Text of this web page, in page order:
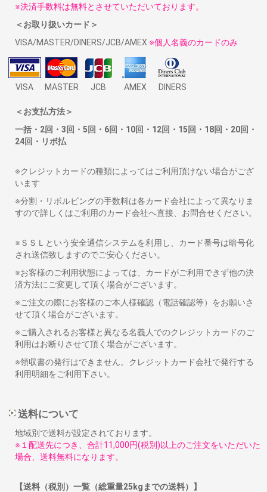
※決済手数料は無料とさせていただいております。
＜お取り扱いカード＞
VISA/MASTER/DINERS/JCB/AMEX ※個人名義のカードのみ
VISA MASTER JCB AMEX DINERS
＜お支払方法＞
一括・2回・3回・5回・6回・10回・12回・15回・18回・20回・
24回・リボ払
※クレジットカードの種類によってはご利用頂けない場合がござ
います
※分割・リボルビングの手数料は各カード会社によって異なりま
すので詳しくはご利用のカード会社へ直接、お問合せください。
※ＳＳＬという安全通信システムを利用し、カード番号は暗号化
され送信致しますのでご安心ください。
※お客様のご利用状態によっては、カードがご利用できず他の決
済方法にご変更して頂く場合がございます。
※ご注文の際にお客様のご本人様確認（電話確認等）をお願いさ
せて頂く場合がございます。
※ご購入されるお客様と異なる名義人でのクレジットカードのご
利用はお断りさせて頂く場合がございます。
※領収書の発行はできません。クレジットカード会社で発行する
利用明細をご利用下さい。
送料について
地域別で送料が設定されております。
※１配送先につき、合計11,000円(税別)以上のご注文をいただいた
場合、送料無料になります。
【送料（税別）一覧（総重量25kgまでの送料）】